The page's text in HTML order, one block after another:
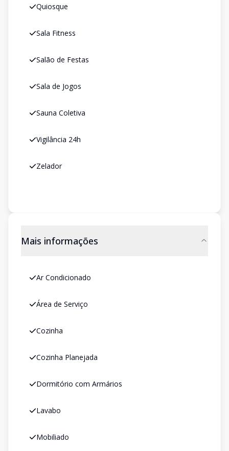
Quiosque
Sala Fitness
Salão de Festas
Sala de Jogos
Sauna Coletiva
Vigilância 24h
Zelador
Mais informações
Ar Condicionado
Área de Serviço
Cozinha
Cozinha Planejada
Dormitório com Armários
Lavabo
Mobiliado